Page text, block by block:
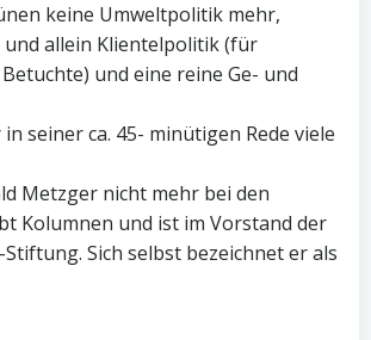
keine Umweltpolitik mehr,
allein Klientelpolitik (für
und eine reine Ge- und
seiner ca. 45- minütigen Rede viele
Metzger nicht mehr bei den
Kolumnen und ist im Vorstand der
Sich selbst bezeichnet er als